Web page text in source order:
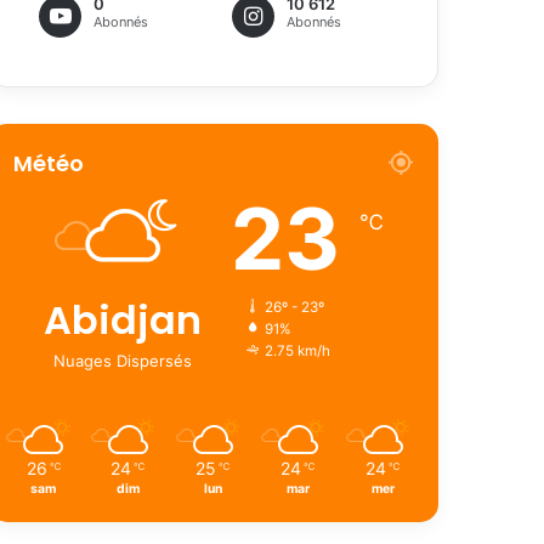
Abonnés Abonnés
Météo
Abidjan
Nuages Dispersés
23 ℃
26º - 23º
91%
2.75 km/h
26 ℃
sam
24 ℃
dim
25 ℃
lun
24 ℃
mar
24 ℃
mer